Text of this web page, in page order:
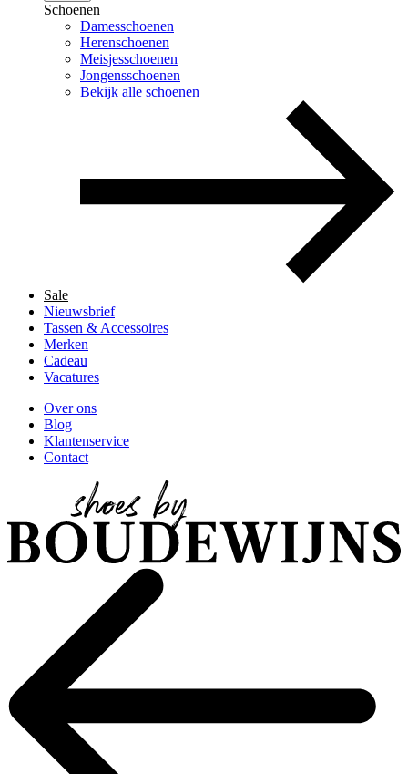
Schoenen
Damesschoenen
Herenschoenen
Meisjesschoenen
Jongensschoenen
Bekijk alle schoenen
Sale
Nieuwsbrief
Tassen & Accessoires
Merken
Cadeau
Vacatures
Over ons
Blog
Klantenservice
Contact